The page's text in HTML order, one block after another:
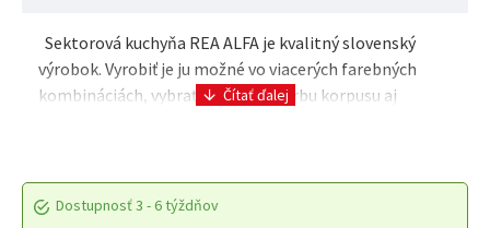
Sektorová kuchyňa REA ALFA je kvalitný slovenský
výrobok. Vyrobiť je ju možné vo viacerých farebných
kombináciách, vybrať si môžete farbu korpusu aj
Dostupnosť3 - 6 týždňov